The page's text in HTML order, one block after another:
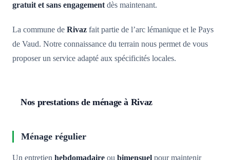
gratuit et sans engagementdès maintenant.
La commune de Rivaz fait partie de l’arc lémanique et le Pays
de Vaud. Notre connaissance du terrain nous permet de vous
proposer un service adapté aux spécificités locales.
Nos prestations de ménage à Rivaz
Ménage régulier
Un entretien hebdomadaire ou bimensuel pour maintenir